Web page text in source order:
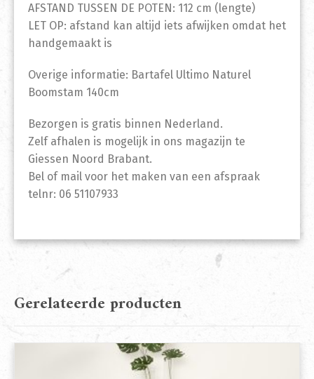
AFSTAND TUSSEN DE POTEN: 112 cm (lengte)
LET OP: afstand kan altijd iets afwijken omdat het
handgemaakt is
Overige informatie: Bartafel Ultimo Naturel
Boomstam 140cm
Bezorgen is gratis binnen Nederland.
Zelf afhalen is mogelijk in ons magazijn te
Giessen Noord Brabant.
Bel of mail voor het maken van een afspraak
telnr: 06 51107933
Gerelateerde producten